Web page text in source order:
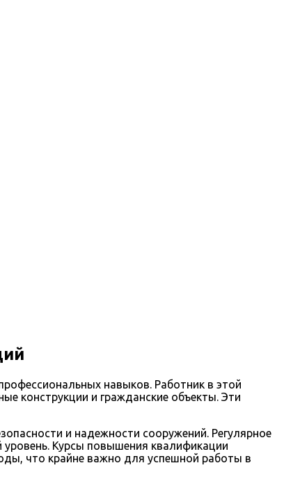
навыков. Работник в этой
конструкции и гражданские объекты. Эти
и надежности сооружений. Регулярное
Курсы повышения квалификации
что крайне важно для успешной работы в